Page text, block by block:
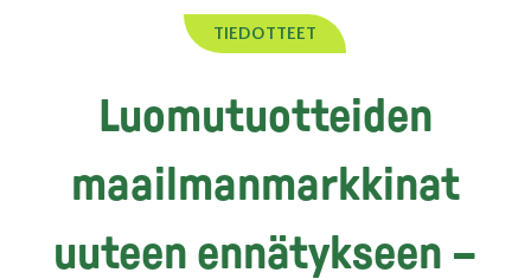
TIEDOTTEET
Luomutuotteiden
maailmanmarkkinat
uuteen ennätykseen –